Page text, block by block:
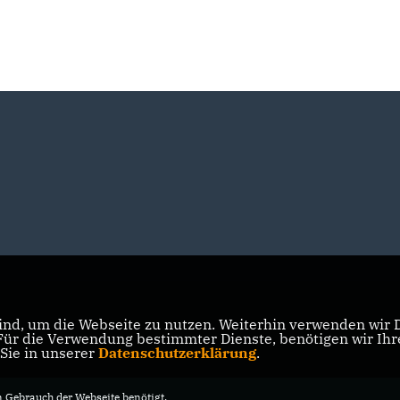
um die Webseite zu nutzen. Weiterhin verwenden
die Verwendung bestimmter Dienste, benötigen wir
in unserer Datenschutzerklärung.
der Webseite benötigt.